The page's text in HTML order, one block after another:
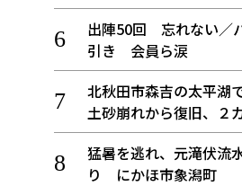
出陣50回 忘れない／
引き 会員ら涙
北秋田市森吉の太平湖
土砂崩れから復旧、２
猛暑を逃れ、元滝伏流
り にかほ市象潟町